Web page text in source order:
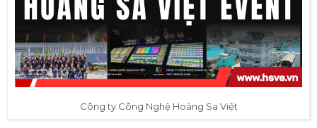
Công ty Công Nghệ Hoàng Sa Việt